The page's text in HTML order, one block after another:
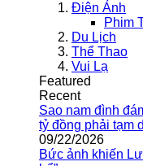
Điện Ảnh
Phim
Du Lịch
Thể Thao
Vui Lạ
Featured
Recent
Sao nam đình
tỷ đồng phải tạm
09/22/2026
Bức ảnh khiến